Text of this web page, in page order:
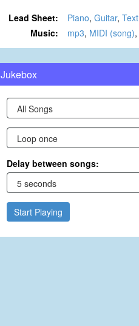
Lead Sheet: Piano, Guitar, Text
Music:
mp3, MIDI (song),
Jukebox
Delay between songs:
Start Playing